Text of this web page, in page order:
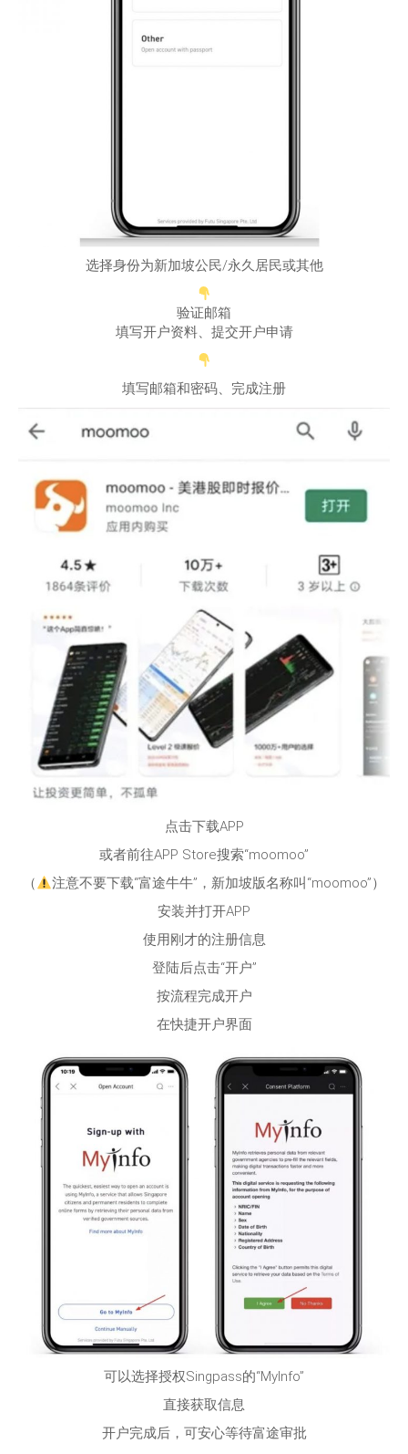
选择身份为新加坡公民/永久居民或其他
验证邮箱
填写开户资料、提交开户申请
填写邮箱和密码、完成注册
点击下载APP
或者前往APP Store搜索“moomoo”
（
注意不要下载“富途牛牛”，新加坡版名称叫“moomoo”）
安装并打开APP
使用刚才的注册信息
登陆后点击“开户”
按流程完成开户
在快捷开户界面
可以选择授权Singpass的“MyInfo”
直接获取信息
开户完成后，可安心等待富途审批